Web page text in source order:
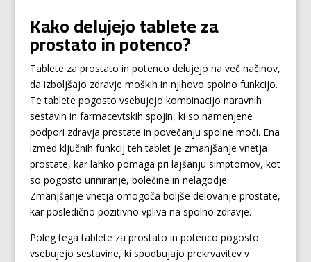
Kako delujejo tablete za
prostato in potenco?
Tablete za prostato in potenco delujejo na več načinov,
da izboljšajo zdravje moških in njihovo spolno funkcijo.
Te tablete pogosto vsebujejo kombinacijo naravnih
sestavin in farmacevtskih spojin, ki so namenjene
podpori zdravja prostate in povečanju spolne moči. Ena
izmed ključnih funkcij teh tablet je zmanjšanje vnetja
prostate, kar lahko pomaga pri lajšanju simptomov, kot
so pogosto uriniranje, bolečine in nelagodje.
Zmanjšanje vnetja omogoča boljše delovanje prostate,
kar posledično pozitivno vpliva na spolno zdravje.
Poleg tega tablete za prostato in potenco pogosto
vsebujejo sestavine, ki spodbujajo prekrvavitev v